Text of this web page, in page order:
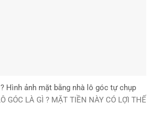
Hình ảnh mặt bằng nhà lô góc tự chụp
GÓC LÀ GÌ ? MẶT TIỀN NÀY CÓ LỢI THẾ